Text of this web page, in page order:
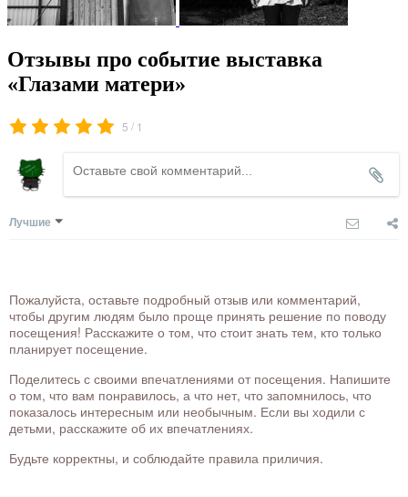
Отзывы про событие выставка
«Глазами матери»
5 / 1
Лучшие
Пожалуйста, оставьте подробный отзыв или комментарий,
чтобы другим людям было проще принять решение по поводу
посещения! Расскажите о том, что стоит знать тем, кто только
планирует посещение.
Поделитесь с своими впечатлениями от посещения. Напишите
о том, что вам понравилось, а что нет, что запомнилось, что
показалось интересным или необычным. Если вы ходили с
детьми, расскажите об их впечатлениях.
Будьте корректны, и соблюдайте правила приличия.